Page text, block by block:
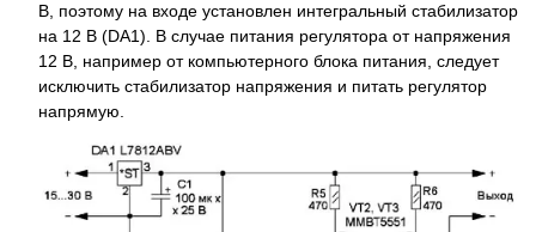
В, поэтому на входе установлен интегральный стабилизатор
на 12 В (DA1). В случае питания регулятора от напряжения
12 В, например от компьютерного блока питания, следует
исключить стабилизатор напряжения и питать регулятор
напрямую.